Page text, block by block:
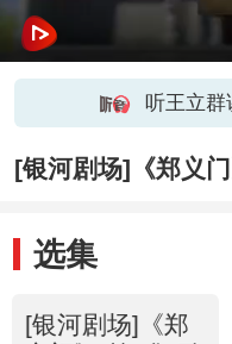
听王立群
[银河剧场]《郑义
选集
[银河剧场]《郑